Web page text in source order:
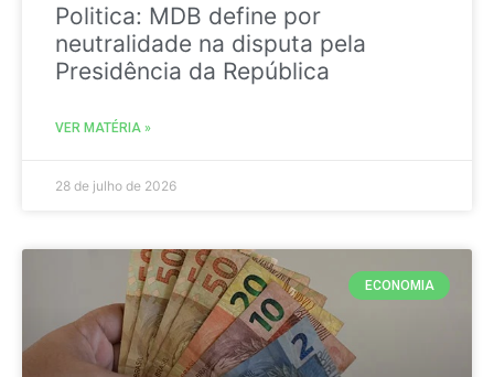
Politica: MDB define por
neutralidade na disputa pela
Presidência da República
VER MATÉRIA »
28 de julho de 2026
ECONOMIA